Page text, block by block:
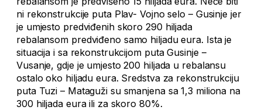
ni rekonstrukcije puta Plav- Vojno selo – Gusinje jer
je umjesto predviđenih skoro 290 hiljada
rebalansom predviđeno samo hiljadu eura. Ista je
situacija i sa rekonstrukcijom puta Gusinje –
Vusanje, gdje je umjesto 200 hiljada u rebalansu
ostalo oko hiljadu eura. Sredstva za rekonstrukciju
puta Tuzi – Mataguži su smanjena sa 1,3 miliona na
300 hiljada eura ili za skoro 80%.